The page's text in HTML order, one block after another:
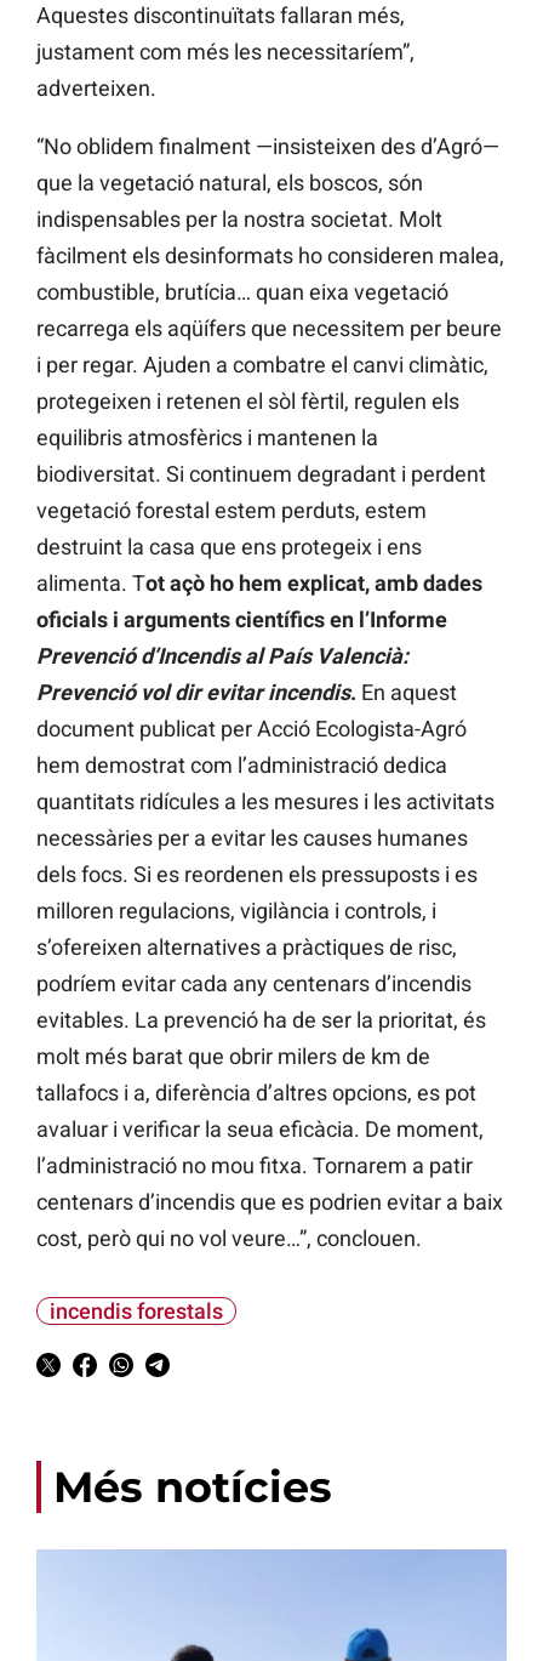
Aquestes discontinuïtats fallaran més,
justament com més les necessitaríem”,
adverteixen.
“No oblidem finalment —insisteixen des d’Agró—
que la vegetació natural, els boscos, són
indispensables per la nostra societat. Molt
fàcilment els desinformats ho consideren malea,
combustible, brutícia… quan eixa vegetació
recarrega els aqüífers que necessitem per beure
i per regar. Ajuden a combatre el canvi climàtic,
protegeixen i retenen el sòl fèrtil, regulen els
equilibris atmosfèrics i mantenen la
biodiversitat. Si continuem degradant i perdent
vegetació forestal estem perduts, estem
destruint la casa que ens protegeix i ens
alimenta. Tot açò ho hem explicat, amb dades
oficials i arguments científics en l’Informe
Prevenció d’Incendis al País Valencià:
Prevenció vol dir evitar incendis. En aquest
document publicat per Acció Ecologista-Agró
hem demostrat com l’administració dedica
quantitats ridícules a les mesures i les activitats
necessàries per a evitar les causes humanes
dels focs. Si es reordenen els pressuposts i es
milloren regulacions, vigilància i controls, i
s’ofereixen alternatives a pràctiques de risc,
podríem evitar cada any centenars d’incendis
evitables. La prevenció ha de ser la prioritat, és
molt més barat que obrir milers de km de
tallafocs i a, diferència d’altres opcions, es pot
avaluar i verificar la seua eficàcia. De moment,
l’administració no mou fitxa. Tornarem a patir
centenars d’incendis que es podrien evitar a baix
cost, però qui no vol veure…”, conclouen.
incendis forestals
Més notícies